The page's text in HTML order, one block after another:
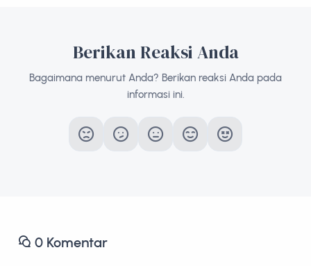
Berikan Reaksi Anda
Bagaimana menurut Anda? Berikan reaksi Anda pada
informasi ini.
0 Komentar